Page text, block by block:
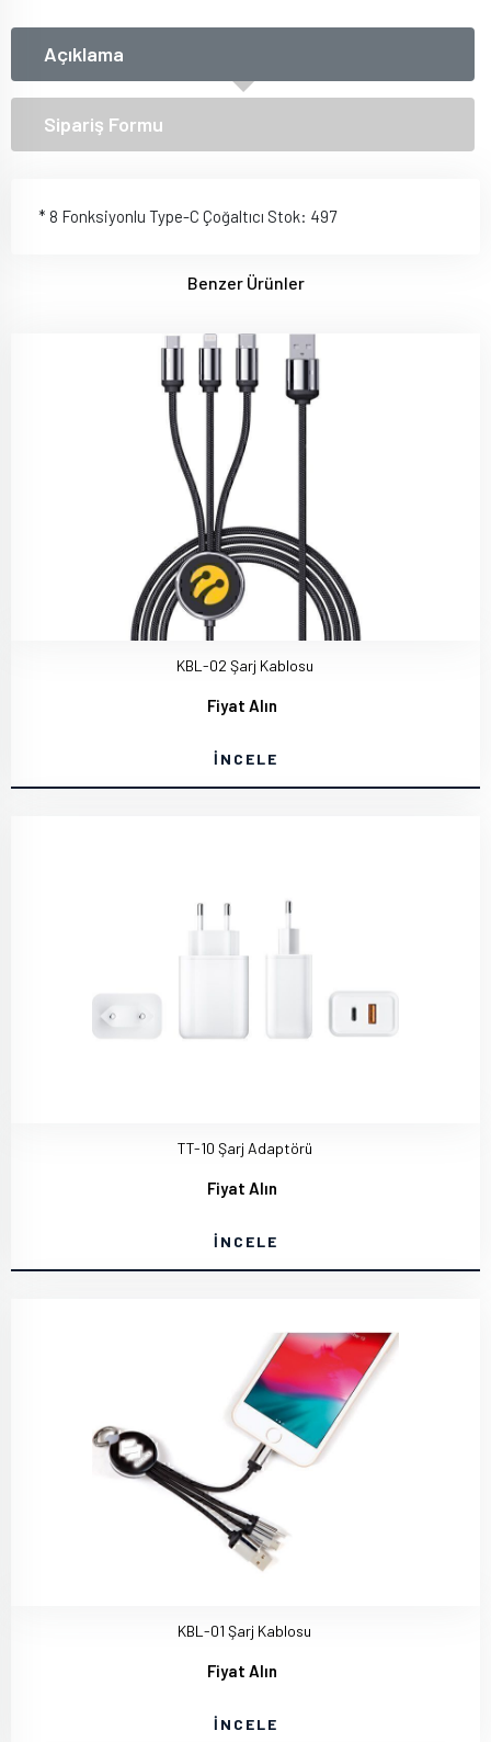
Açıklama
Sipariş Formu
* 8 Fonksiyonlu Type-C Çoğaltıcı Stok: 497
Benzer Ürünler
KBL-02 Şarj Kablosu
Fiyat Alın
İNCELE
TT-10 Şarj Adaptörü
Fiyat Alın
İNCELE
KBL-01 Şarj Kablosu
Fiyat Alın
İNCELE